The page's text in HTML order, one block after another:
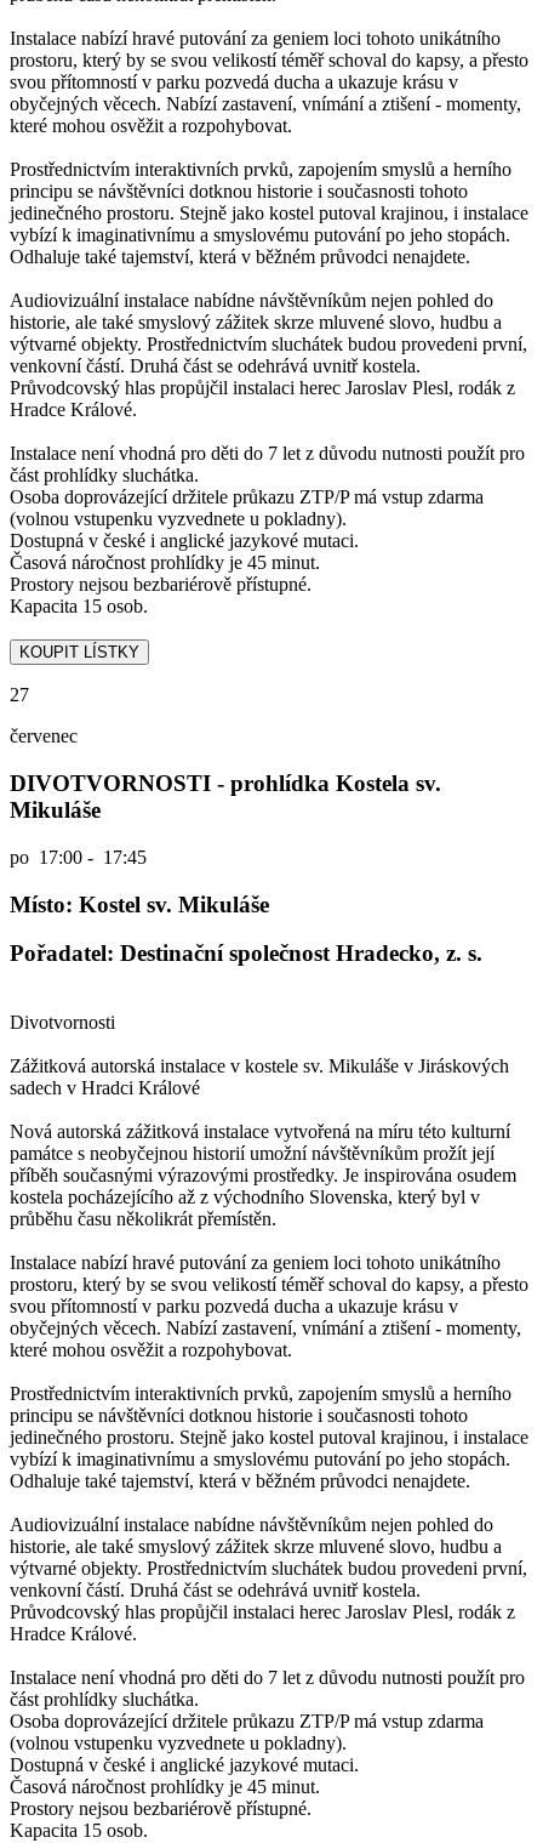
Instalace nabízí hravé putování za geniem loci tohoto unikátního
prostoru, který by se svou velikostí téměř schoval do kapsy, a přesto
svou přítomností v parku pozvedá ducha a ukazuje krásu v
obyčejných věcech. Nabízí zastavení, vnímání a ztišení - momenty,
které mohou osvěžit a rozpohybovat.
Prostřednictvím interaktivních prvků, zapojením smyslů a herního
principu se návštěvníci dotknou historie i současnosti tohoto
jedinečného prostoru. Stejně jako kostel putoval krajinou, i instalace
vybízí k imaginativnímu a smyslovému putování po jeho stopách.
Odhaluje také tajemství, která v běžném průvodci nenajdete.
Audiovizuální instalace nabídne návštěvníkům nejen pohled do
historie, ale také smyslový zážitek skrze mluvené slovo, hudbu a
výtvarné objekty. Prostřednictvím sluchátek budou provedeni první,
venkovní částí. Druhá část se odehrává uvnitř kostela.
Průvodcovský hlas propůjčil instalaci herec Jaroslav Plesl, rodák z
Hradce Králové.
Instalace není vhodná pro děti do 7 let z důvodu nutnosti použít pro
část prohlídky sluchátka.
Osoba doprovázející držitele průkazu ZTP/P má vstup zdarma
(volnou vstupenku vyzvednete u pokladny).
Dostupná v české i anglické jazykové mutaci.
Časová náročnost prohlídky je 45 minut.
Prostory nejsou bezbariérově přístupné.
Kapacita 15 osob.
27
červenec
DIVOTVORNOSTI - prohlídka Kostela sv.
Mikuláše
po 17:00 - 17:45
Místo: Kostel sv. Mikuláše
Pořadatel: Destinační společnost Hradecko, z. s.
Divotvornosti
Zážitková autorská instalace v kostele sv. Mikuláše v Jiráskových
sadech v Hradci Králové
Nová autorská zážitková instalace vytvořená na míru této kulturní
památce s neobyčejnou historií umožní návštěvníkům prožít její
příběh současnými výrazovými prostředky. Je inspirována osudem
kostela pocházejícího až z východního Slovenska, který byl v
průběhu času několikrát přemístěn.
Instalace nabízí hravé putování za geniem loci tohoto unikátního
prostoru, který by se svou velikostí téměř schoval do kapsy, a přesto
svou přítomností v parku pozvedá ducha a ukazuje krásu v
obyčejných věcech. Nabízí zastavení, vnímání a ztišení - momenty,
které mohou osvěžit a rozpohybovat.
Prostřednictvím interaktivních prvků, zapojením smyslů a herního
principu se návštěvníci dotknou historie i současnosti tohoto
jedinečného prostoru. Stejně jako kostel putoval krajinou, i instalace
vybízí k imaginativnímu a smyslovému putování po jeho stopách.
Odhaluje také tajemství, která v běžném průvodci nenajdete.
Audiovizuální instalace nabídne návštěvníkům nejen pohled do
historie, ale také smyslový zážitek skrze mluvené slovo, hudbu a
výtvarné objekty. Prostřednictvím sluchátek budou provedeni první,
venkovní částí. Druhá část se odehrává uvnitř kostela.
Průvodcovský hlas propůjčil instalaci herec Jaroslav Plesl, rodák z
Hradce Králové.
Instalace není vhodná pro děti do 7 let z důvodu nutnosti použít pro
část prohlídky sluchátka.
Osoba doprovázející držitele průkazu ZTP/P má vstup zdarma
(volnou vstupenku vyzvednete u pokladny).
Dostupná v české i anglické jazykové mutaci.
Časová náročnost prohlídky je 45 minut.
Prostory nejsou bezbariérově přístupné.
Kapacita 15 osob.